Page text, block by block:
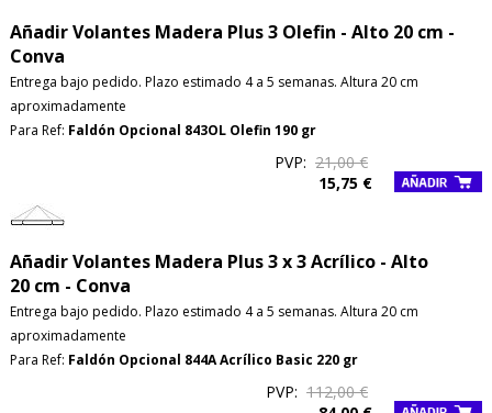
Añadir Volantes Madera Plus 3 Olefin - Alto 20 cm -
Conva
Entrega bajo pedido. Plazo estimado 4 a 5 semanas. Altura 20 cm
aproximadamente
Para Ref: Faldón Opcional 843OL Olefin 190 gr
PVP: 21,00 €
15,75 €
Añadir Volantes Madera Plus 3 x 3 Acrílico - Alto
20 cm - Conva
Entrega bajo pedido. Plazo estimado 4 a 5 semanas. Altura 20 cm
aproximadamente
Para Ref: Faldón Opcional 844A Acrílico Basic 220 gr
PVP: 112,00 €